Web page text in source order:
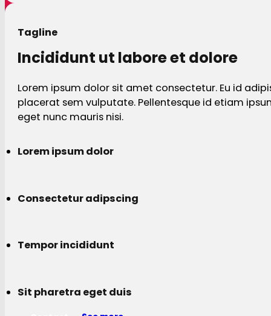
Tagline
Incididunt ut labore et dolore
Lorem ipsum dolor sit amet consectetur. Eu id
placerat sem vulputate. Pellentesque id etiam
eget nunc mauris nisi.
Lorem ipsum dolor
Consectetur adipscing
Tempor incididunt
Sit pharetra eget duis